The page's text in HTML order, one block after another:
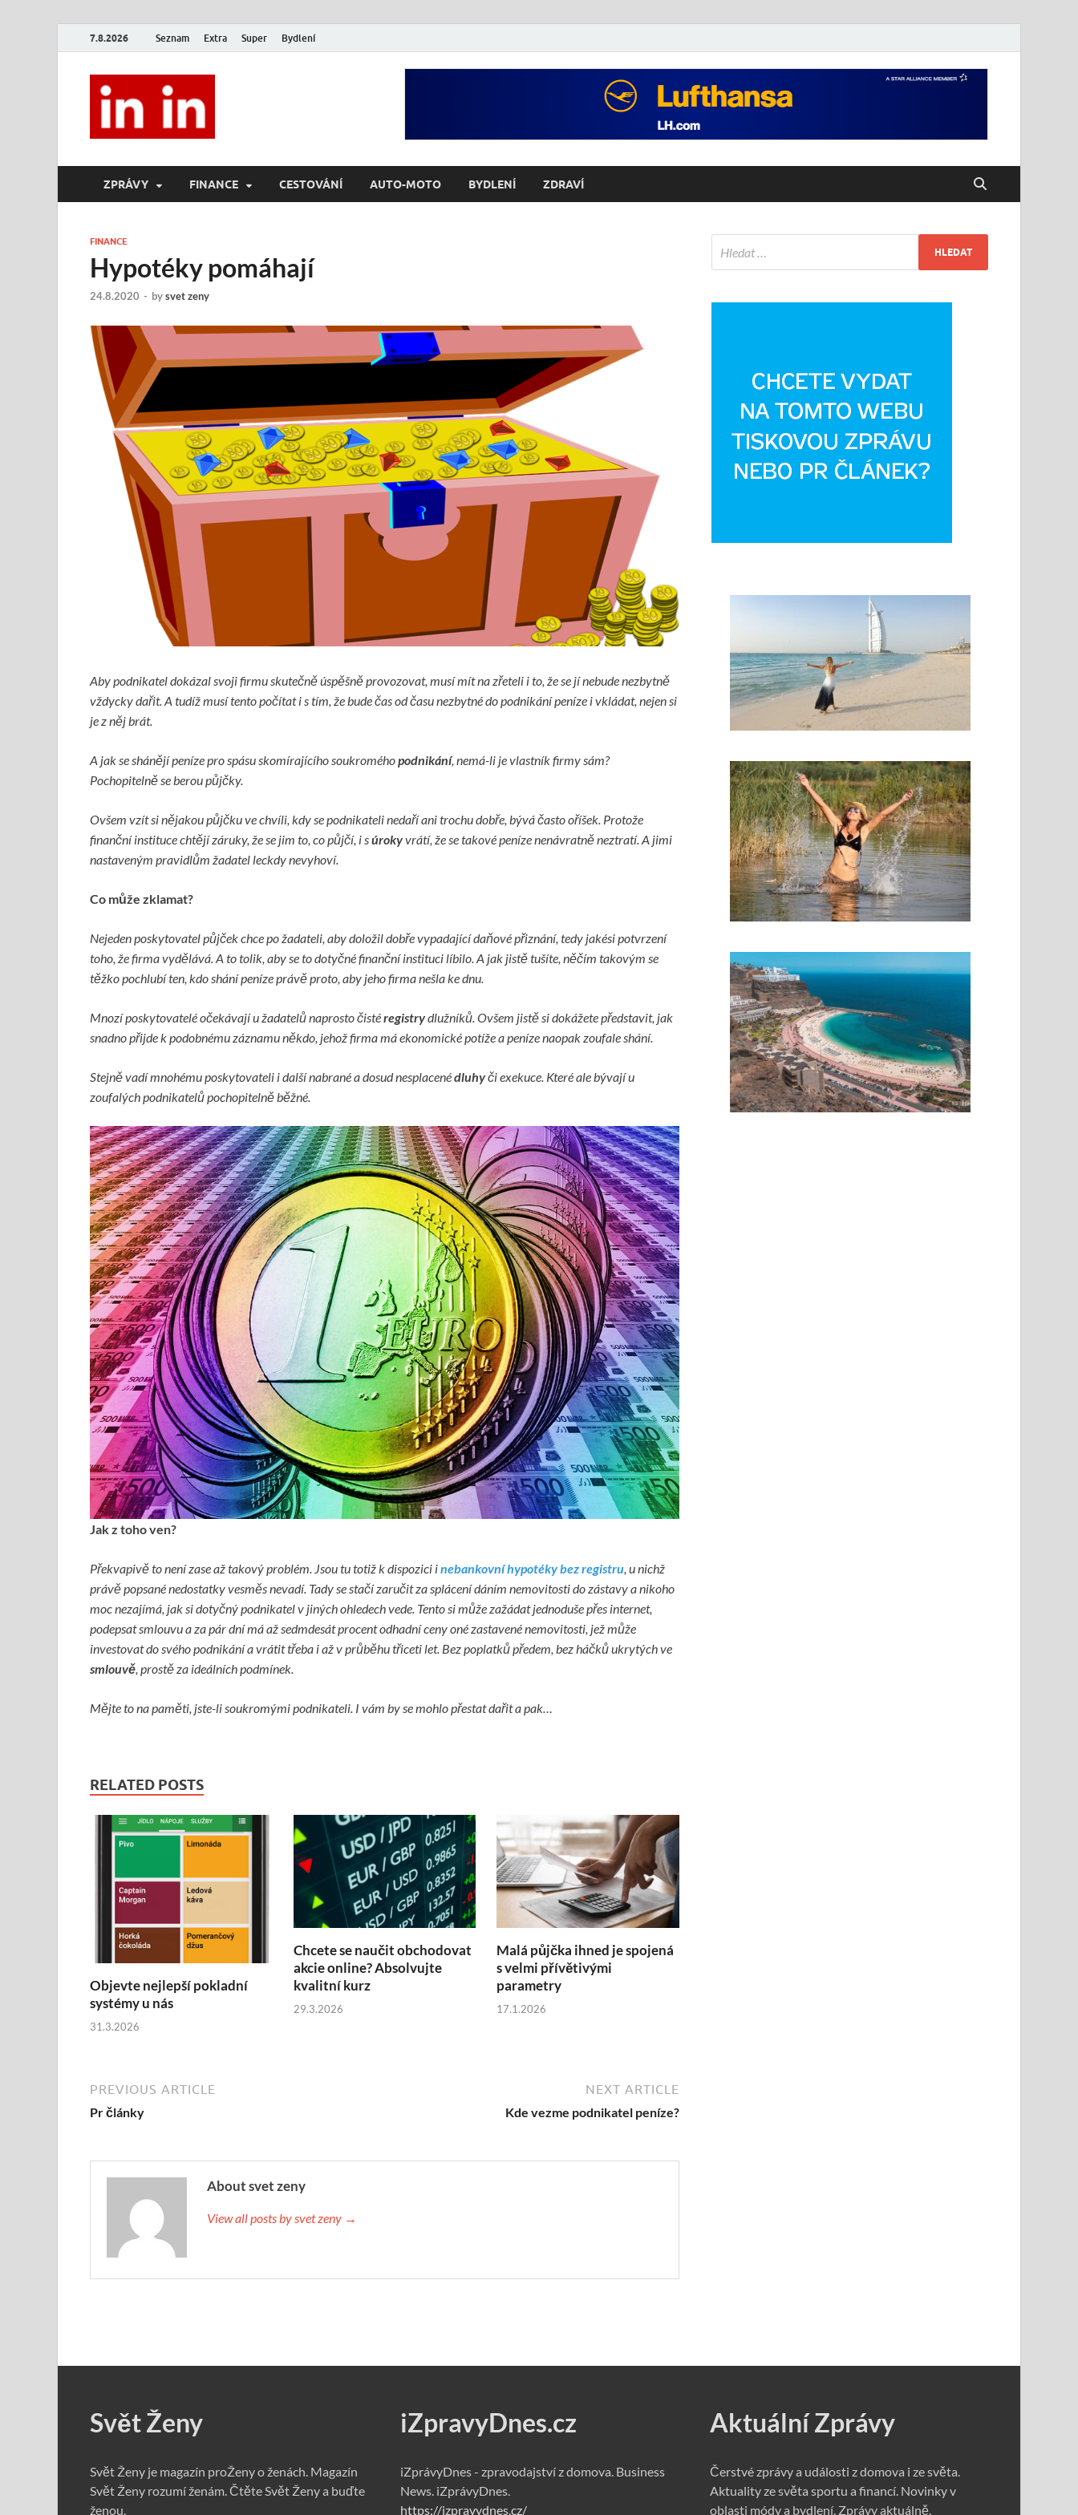
7.8.2026 Seznam Extra Super Bydlení
ZPRÁVY FINANCE CESTOVÁNÍ AUTO-MOTO BYDLENÍ ZDRAVÍ
FINANCE
Hypotéky pomáhají
24.8.2020 - bysvet zeny
Aby podnikatel dokázal svoji firmu skutečně úspěšně provozovat, musí mít na zřeteli i to, že se jí nebude nezbytně
vždycky dařit. A tudíž musí tento počítat i s tím, že bude čas od času nezbytné do podnikání peníze i vkládat, nejen si
je z něj brát.
A jak se shánějí peníze pro spásu skomírajícího soukroméhopodnikání, nemá-li je vlastník firmy sám?
Pochopitelně se berou půjčky.
Ovšem vzít si nějakou půjčku ve chvíli, kdy se podnikateli nedaří ani trochu dobře, bývá často oříšek. Protože
finanční instituce chtějí záruky, že se jim to, co půjčí, i súrokyvrátí, že se takové peníze nenávratně neztratí. A jimi
nastaveným pravidlům žadatel leckdy nevyhoví.
Co může zklamat?
Nejeden poskytovatel půjček chce po žadateli, aby doložil dobře vypadající daňové přiznání, tedy jakési potvrzení
toho, že firma vydělává. A to tolik, aby se to dotyčné finanční instituci líbilo. A jak jistě tušíte, něčím takovým se
těžko pochlubí ten, kdo shání peníze právě proto, aby jeho firma nešla ke dnu.
Mnozí poskytovatelé očekávají u žadatelů naprosto čistéregistrydlužníků. Ovšem jistě si dokážete představit, jak
snadno přijde k podobnému záznamu někdo, jehož firma má ekonomické potíže a peníze naopak zoufale shání.
Stejně vadí mnohému poskytovateli i další nabrané a dosud nesplacenédluhyči exekuce. Které ale bývají u
zoufalých podnikatelů pochopitelně běžné.
Jak z toho ven?
Překvapivě to není zase až takový problém. Jsou tu totiž k dispozici inebankovní hypotéky bez registru, u nichž
právě popsané nedostatky vesměs nevadí. Tady se stačí zaručit za splácení dáním nemovitosti do zástavy a nikoho
moc nezajímá, jak si dotyčný podnikatel v jiných ohledech vede. Tento si může zažádat jednoduše přes internet,
podepsat smlouvu a za pár dní má až sedmdesát procent odhadní ceny oné zastavené nemovitosti, jež může
investovat do svého podnikání a vrátit třeba i až v průběhu třiceti let. Bez poplatků předem, bez háčků ukrytých ve
smlouvě, prostě za ideálních podmínek.
Mějte to na paměti, jste-li soukromými podnikateli. I vám by se mohlo přestat dařit a pak…
RELATED POSTS
Objevte nejlepší pokladní
systémy u nás
31.3.2026
Chcete se naučit obchodovat
akcie online? Absolvujte
kvalitní kurz
29.3.2026
Malá půjčka ihned je spojená
s velmi přívětivými
parametry
17.1.2026
PREVIOUS ARTICLE
Pr články
NEXT ARTICLE
Kde vezme podnikatel peníze?
About svet zeny
View all posts by svet zeny →
Svět Ženy
Svět Ženy je magazín proŽeny o ženách. Magazín
Svět Ženy rozumí ženám. Čtěte Svět Ženy a buďte
ženou.
iZpravyDnes.cz
iZprávyDnes - zpravodajství z domova. Business
News. iZprávyDnes.
https://izpravydnes.cz/
Aktuální Zprávy
Čerstvé zprávy a události z domova i ze světa.
Aktuality ze světa sportu a financí. Novinky v
oblasti módy a bydlení. Zprávy aktuálně.